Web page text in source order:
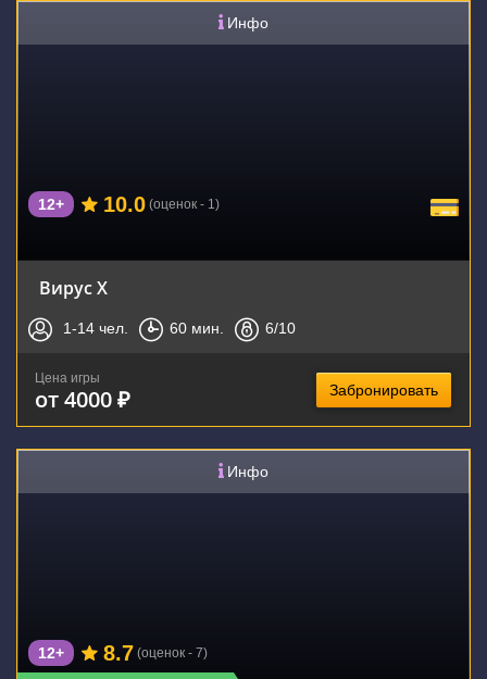
Инфо
12+ 10.0 (оценок - 1)
Вирус Х
1-14 чел. 60 мин. 6/10
Цена игры
от 4000 ₽ Забронировать
Инфо
12+ 8.7 (оценок - 7)